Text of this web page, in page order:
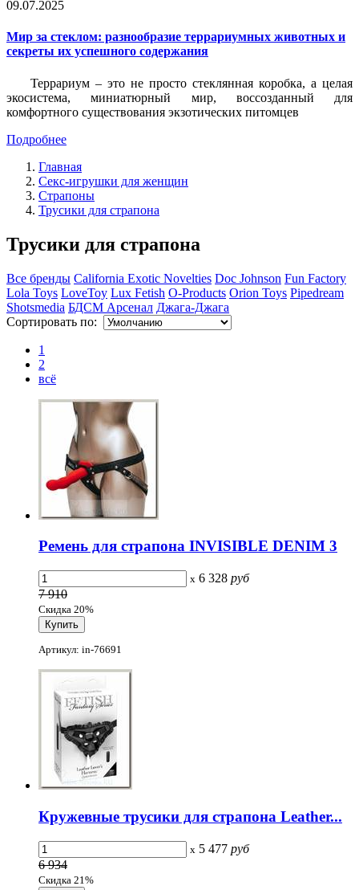
09.07.2025
Мир за стеклом: разнообразие террариумных животных и
секреты их успешного содержания
Террариум – это не просто стеклянная коробка, а целая
экосистема, миниатюрный мир, воссозданный для
комфортного существования экзотических питомцев
Подробнее
Главная
Секс-игрушки для женщин
Страпоны
Трусики для страпона
Трусики для страпона
Все бренды California Exotic Novelties Doc Johnson Fun Factory
Lola Toys LoveToy Lux Fetish O-Products Orion Toys Pipedream
Shotsmedia БДСМ Арсенал Джага-Джага
Сортировать по:
1
2
всё
Ремень для страпона INVISIBLE DENIM 3
x 6 328 руб
7 910
Скидка 20%
Артикул: in-76691
Кружевные трусики для страпона Leather...
x 5 477 руб
6 934
Скидка 21%